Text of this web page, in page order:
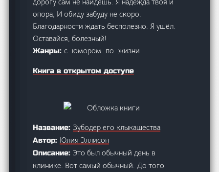
опора, И обиду забуду не скоро.
Благодарности ждать бесполезно. Я ушёл.
Оставайся, болезный!
Жанры:с_юмором_по_жизни
Книга в открытом доступе
Название:Зубодер его клыкашества
Автор: Юлия Эллисон
Описание: Это был обычный день в
клинике. Вот самый обычный. До того